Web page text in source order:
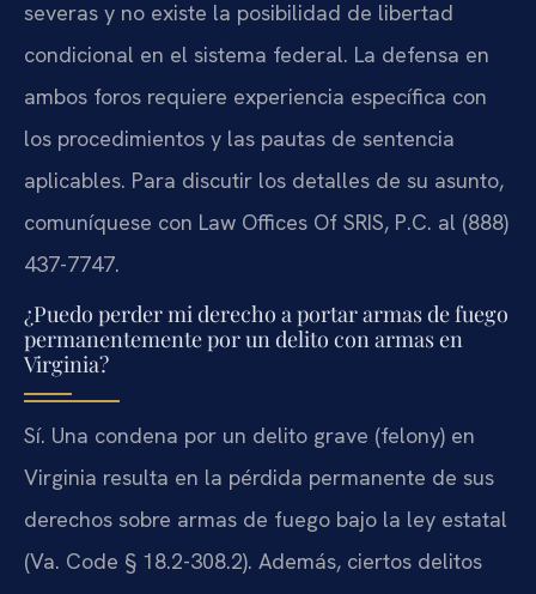
severas y no existe la posibilidad de libertad
condicional en el sistema federal. La defensa en
ambos foros requiere experiencia específica con
los procedimientos y las pautas de sentencia
aplicables. Para discutir los detalles de su asunto,
comuníquese con Law Offices Of SRIS, P.C. al (888)
437-7747.
¿Puedo perder mi derecho a portar armas de fuego
permanentemente por un delito con armas en
Virginia?
Sí. Una condena por un delito grave (felony) en
Virginia resulta en la pérdida permanente de sus
derechos sobre armas de fuego bajo la ley estatal
(Va. Code § 18.2-308.2). Además, ciertos delitos